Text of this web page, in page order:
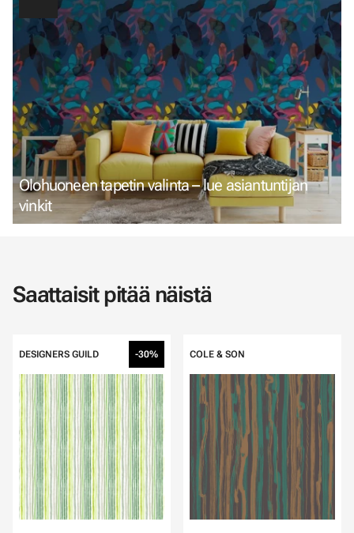
Olohuoneen tapetin valinta – lue asiantuntijan
vinkit
Saattaisit pitää näistä
DESIGNERS GUILD -30% COLE & SON